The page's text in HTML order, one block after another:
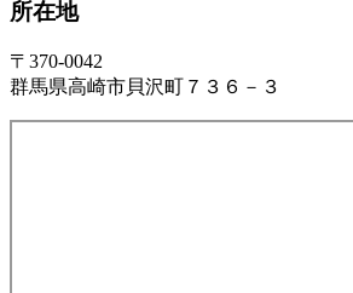
所在地
〒370-0042
群馬県高崎市貝沢町７３６－３